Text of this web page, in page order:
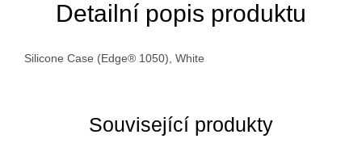
Související produkty
Detailní popis produktu
Silicone Case (Edge® 1050), White